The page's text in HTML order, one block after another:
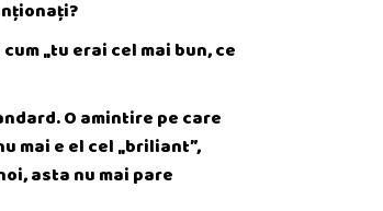
„tu erai cel mai bun, ce
O amintire pe care
mai e el cel „briliant”,
asta nu mai pare